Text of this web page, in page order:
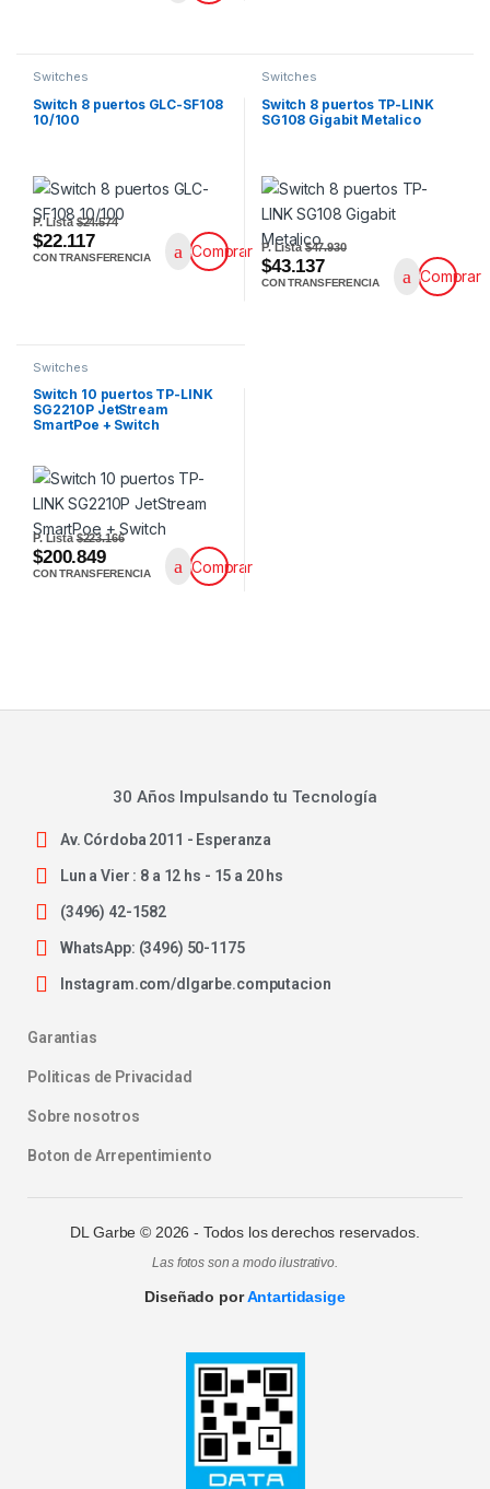
Switches
Switch 8 puertos GLC-SF108
10/100
P. Lista$24.574
$22.117
CON TRANSFERENCIA Comprar
Switches
Switch 8 puertos TP-LINK
SG108 Gigabit Metalico
P. Lista$47.930
$43.137
CON TRANSFERENCIA Comprar
Switches
Switch 10 puertos TP-LINK
SG2210P JetStream
SmartPoe + Switch
P. Lista$223.166
$200.849
CON TRANSFERENCIA Comprar
30 Años Impulsando tu Tecnología
Av. Córdoba 2011 - Esperanza
Lun a Vier : 8 a 12 hs - 15 a 20 hs
(3496) 42-1582
WhatsApp: (3496) 50-1175
Instagram.com/dlgarbe.computacion
Garantias
Politicas de Privacidad
Sobre nosotros
Boton de Arrepentimiento
DL Garbe © 2026 - Todos los derechos reservados.
Las fotos son a modo ilustrativo.
Diseñado porAntartidasige